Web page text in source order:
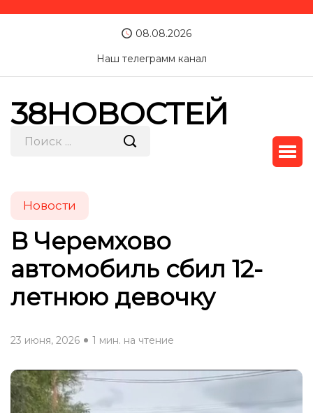
08.08.2026
Наш телеграмм канал
38НОВОСТЕЙ
Новости
В Черемхово
автомобиль сбил 12-
летнюю девочку
23 июня, 2026 1 мин. на чтение